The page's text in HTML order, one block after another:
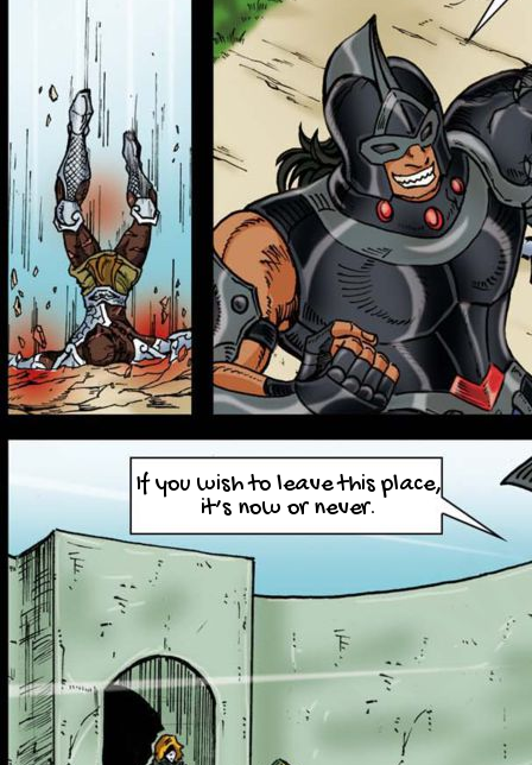
If you wish to leave this place,
it’s now or never.